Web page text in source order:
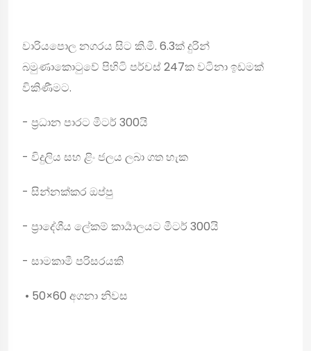
වාරියපොල නගරය සිට කි.මී. 6.3ක් දුරින්
බමුණාකොටුවේ පිහිටි පර්චස් 247ක වටිනා ඉඩමක්
විකිණීමට.
- ප්‍රධාන පාරට මීටර් 300යි
- විදුලිය සහ ළිං ජලය ලබා ගත හැක
- සින්නක්කර ඔප්පු
- ප්‍රාදේශීය ලේකම් කාර්‍යාලයට මීටර් 300යි
- සාමකාමී පරිසරයකි
• 50×60 අගනා නිවස